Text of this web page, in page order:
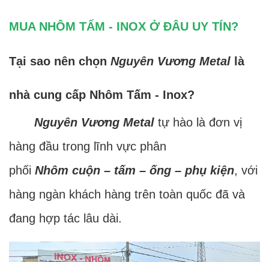
MUA NHÔM TẤM - INOX Ở ĐÂU UY TÍN?
Tại sao nên chọn Nguyên Vương Metal là
nhà cung cấp Nhôm Tấm - Inox?
Nguyên Vương Metal tự hào là đơn vị
hàng đầu trong lĩnh vực phân
phối Nhôm cuộn – tấm – ống – phụ kiện, với
hàng ngàn khách hàng trên toàn quốc đã và
đang hợp tác lâu dài.